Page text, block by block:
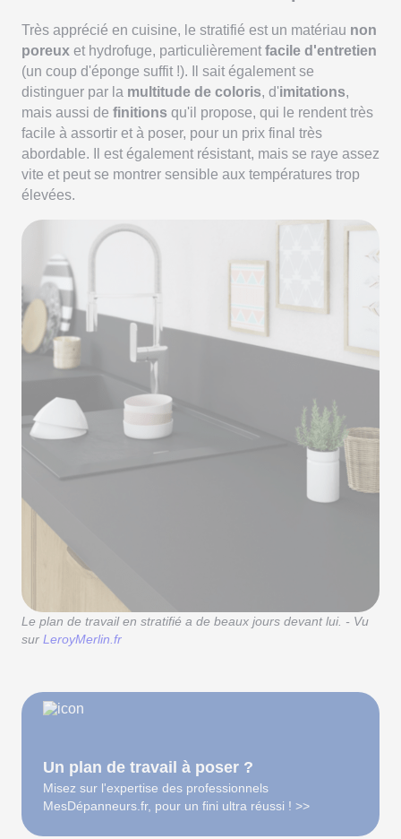
Très apprécié en cuisine, le stratifié est un matériau non
poreux et hydrofuge, particulièrement facile d'entretien
(un coup d'éponge suffit !). Il sait également se
distinguer par la multitude de coloris, d'imitations,
mais aussi de finitions qu'il propose, qui le rendent très
facile à assortir et à poser, pour un prix final très
abordable. Il est également résistant, mais se raye assez
vite et peut se montrer sensible aux températures trop
élevées.
Le plan de travail en stratifié a de beaux jours devant lui. - Vu
sur LeroyMerlin.fr
Un plan de travail à poser ?
Misez sur l'expertise des professionnels
MesDépanneurs.fr, pour un fini ultra réussi ! >>